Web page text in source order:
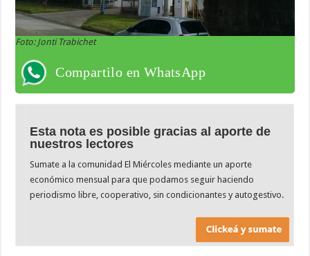
Foto: Jonti Trabichet
Compartilo en WhatsApp
Esta nota es posible gracias al aporte de
nuestros lectores
Sumate a la comunidad El Miércoles mediante un aporte
económico mensual para que podamos seguir haciendo
periodismo libre, cooperativo, sin condicionantes y autogestivo.